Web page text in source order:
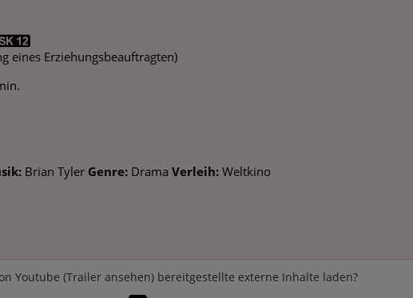
eines Erziehungsbeauftragten)
Brian Tyler Genre: Drama Verleih: Weltkino
Youtube (Trailer ansehen) bereitgestellte externe Inhalte laden?